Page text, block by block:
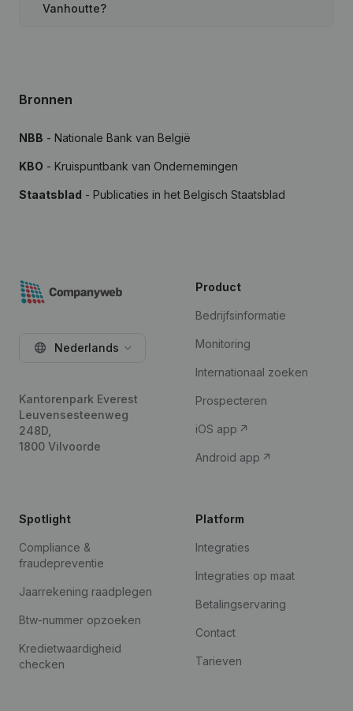
Vanhoutte?
Bronnen
NBB - Nationale Bank van België
KBO - Kruispuntbank van Ondernemingen
Staatsblad - Publicaties in het Belgisch Staatsblad
Nederlands
Kantorenpark Everest
Leuvensesteenweg
248D,
1800 Vilvoorde
Product
Bedrijfsinformatie
Monitoring
Internationaal zoeken
Prospecteren
iOS app
Android app
Spotlight
Compliance &
fraudepreventie
Jaarrekening raadplegen
Btw-nummer opzoeken
Kredietwaardigheid
checken
Platform
Integraties
Integraties op maat
Betalingservaring
Contact
Tarieven